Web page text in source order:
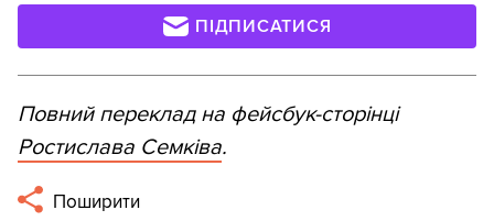
ПІДПИСАТИСЯ
Повний переклад на фейсбук-сторінці
Ростислава Семківа.
Поширити